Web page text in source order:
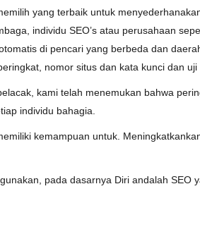
yang terbaik untuk
individu SEO’s atau perusahaan
di pencari yang berbeda dan
nomor situs dan kata kunci dan uji
kami telah menemukan bahwa
individu bahagia
kemampuan untuk.
pada dasarnya Diri andalah